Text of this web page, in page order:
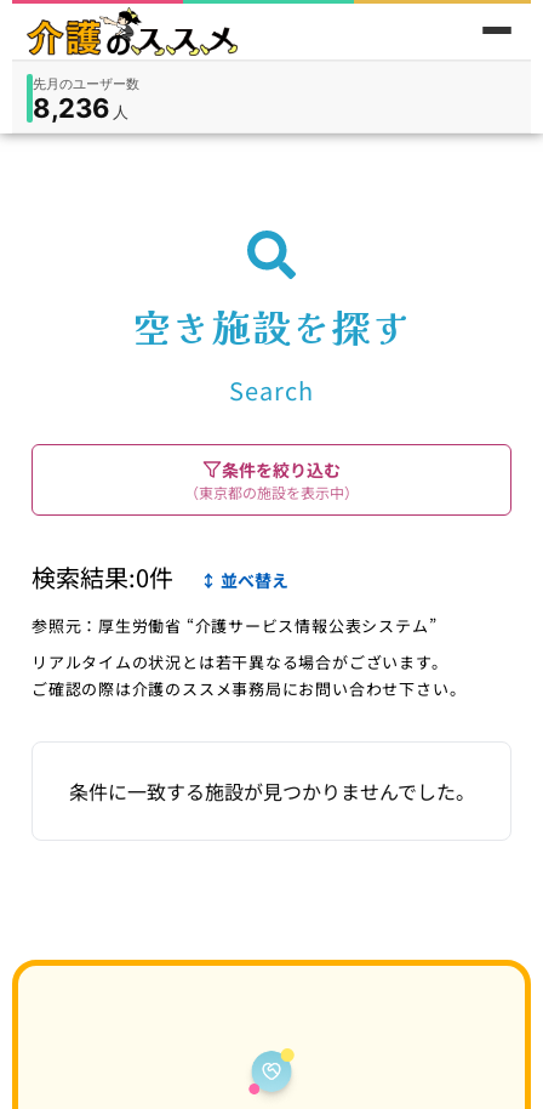
在宅9,360入所3,194
先月のユーザー数
8,236 人
件
空き施設を探す
Search
条件を絞り込む
（東京都の施設を表示中）
「ぱれっと訪問看護」
検索結果:0件 ↕ 並べ替え
参照元：厚生労働省 “介護サービス情報公表システム”
リアルタイムの状況とは若干異なる場合がございます。
ご確認の際は介護のススメ事務局にお問い合わせ下さい。
条件に一致する施設が見つかりませんでした。